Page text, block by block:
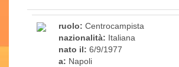
ruolo: Centrocampista
nazionalità: Italiana
nato il: 6/9/1977
a: Napoli